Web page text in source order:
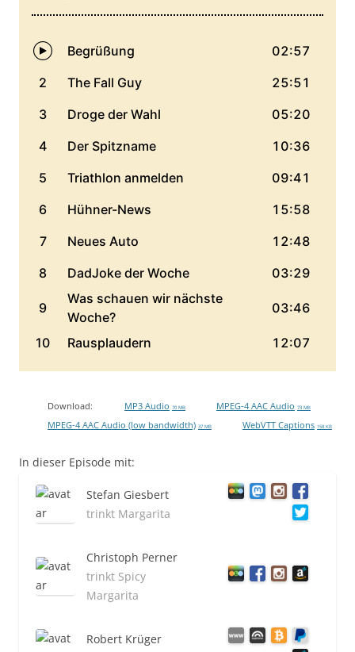
Download: MP3 Audio 70 MB MPEG-4 AAC Audio 73 MB
MPEG-4 AAC Audio (low bandwidth) 37 MB WebVTT Captions 158 KB
In dieser Episode mit:
Stefan Giesbert
trinkt Margarita
Christoph Perner
trinkt Spicy
Margarita
Robert Krüger